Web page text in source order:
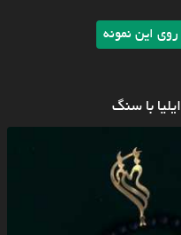
این نمونه
با سنگ